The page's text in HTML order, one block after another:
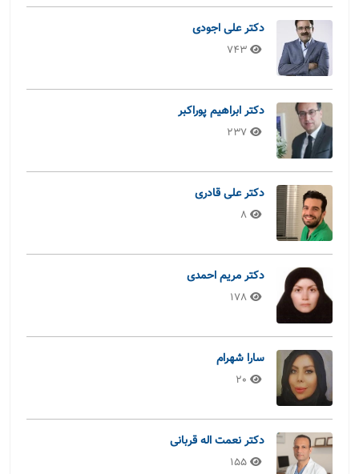
دکتر علی اجودی
743
دکتر ابراهیم پوراکبر
237
دکتر علی قادری
8
دکتر مریم احمدی
178
سارا شهرام
20
دکتر نعمت اله قربانی
155